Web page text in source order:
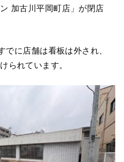
加古川平岡町店」が閉店
に店舗は看板は外され、
られています。